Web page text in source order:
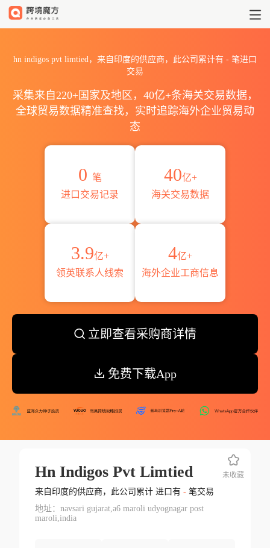
hn indigos pvt limtied，来自印度的供应商，此公司累计有 - 笔进口
交易
采集来自220+国家及地区，40亿+条海关交易数据，
全球贸易数据精准查找，实时追踪海外企业贸易动
态
0 笔
进口交易记录
40亿+
海关交易数据
3.9亿+
领英联系人线索
4亿+
海外企业工商信息
立即查看采购商详情
免费下载App
Hn Indigos Pvt Limtied
来自印度的供应商，此公司累计 进口有 -笔交易
地址：navsari gujarat,a6 maroli udyognagar post
maroli,india
未收藏